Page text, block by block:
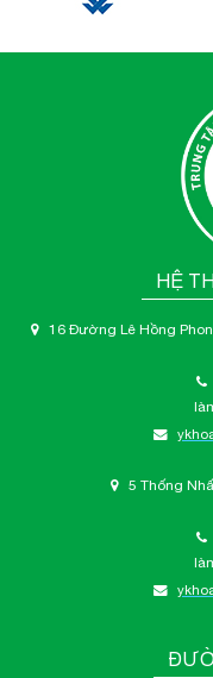
HỆ
16 Đường Lê Hồng
5 Thống